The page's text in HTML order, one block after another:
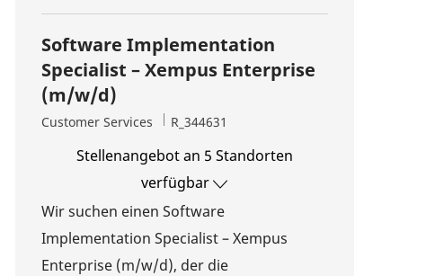
Software Implementation
Specialist – Xempus Enterprise
(m/w/d)
Kategorie
Customer Services Job-ID
R_344631
Stellenangebot an 5 Standorten
verfügbar
Wir suchen einen Software
Implementation Specialist – Xempus
Enterprise (m/w/d), der die